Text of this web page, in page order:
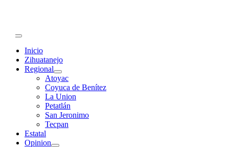
Primary
Menu
Inicio
Zihuatanejo
Regional
Atoyac
Coyuca de Benítez
La Union
Petatlán
San Jeronimo
Tecpan
Estatal
Opinion